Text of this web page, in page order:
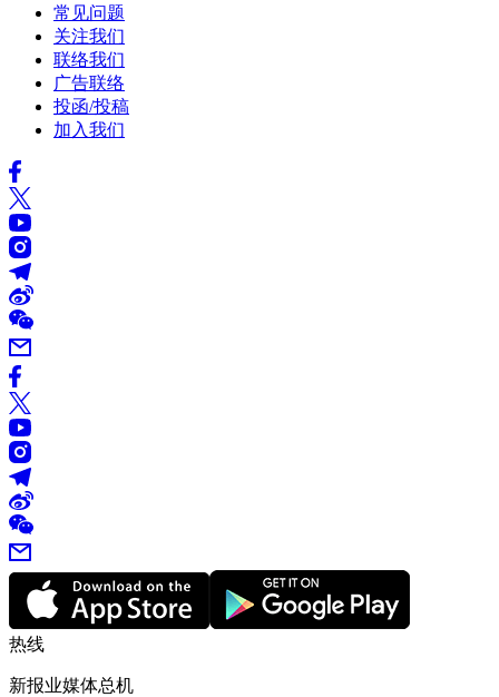
常见问题
关注我们
联络我们
广告联络
投函/投稿
加入我们
热线
新报业媒体总机